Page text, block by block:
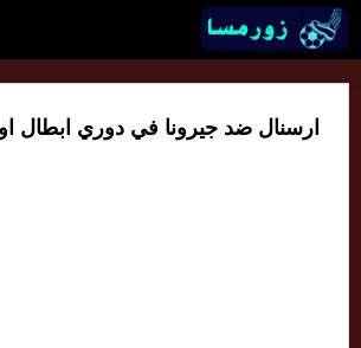
ارسنال ضد جيرونا في دوري ابطال اوروبا